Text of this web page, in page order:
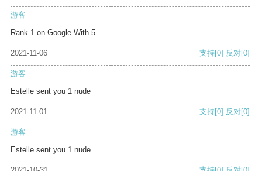
游客
Rank 1 on Google With 5
2021-11-06 支持[0] 反对[0]
游客
Estelle sent you 1 nude
2021-11-01 支持[0] 反对[0]
游客
Estelle sent you 1 nude